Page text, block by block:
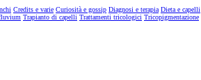
Credits e varie Curiosità e gossip Diagnosi e terapia Dieta e capelli
Trapianto di capelli Trattamenti tricologici Tricopigmentazione